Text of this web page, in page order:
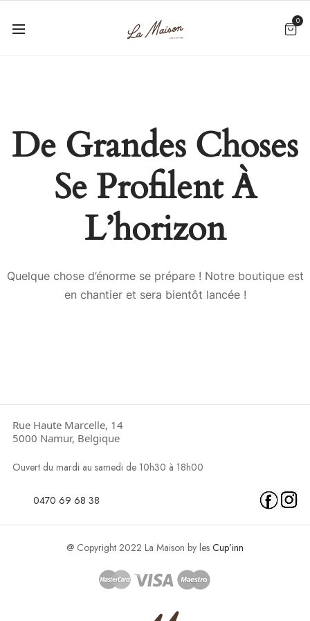
0
De Grandes Choses
Se Profilent À
L’horizon
Quelque chose d’énorme se prépare ! Notre boutique est
en chantier et sera bientôt lancée !
Rue Haute Marcelle, 14
5000 Namur, Belgique
Ouvert du mardi au samedi de 10h30 à 18h00
0470 69 68 38
@ Copyright 2022 La Maison by les Cup’inn